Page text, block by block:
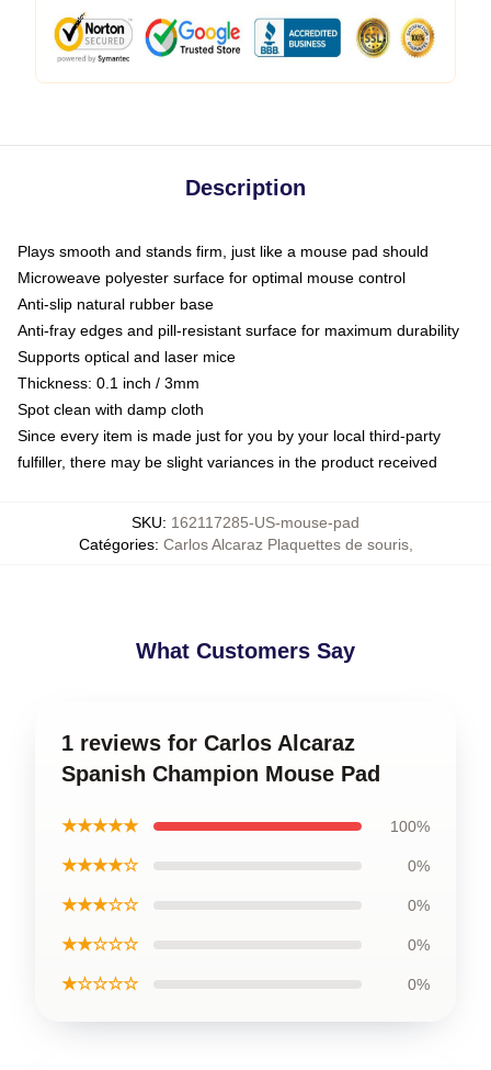
Description
Plays smooth and stands firm, just like a mouse pad should
Microweave polyester surface for optimal mouse control
Anti-slip natural rubber base
Anti-fray edges and pill-resistant surface for maximum durability
Supports optical and laser mice
Thickness: 0.1 inch / 3mm
Spot clean with damp cloth
Since every item is made just for you by your local third-party
fulfiller, there may be slight variances in the product received
SKU: 162117285-US-mouse-pad
Catégories: Carlos Alcaraz Plaquettes de souris,
What Customers Say
1 reviews for Carlos Alcaraz
Spanish Champion Mouse Pad
★★★★★ 100%
★★★★☆ 0%
★★★☆☆ 0%
★★☆☆☆ 0%
★☆☆☆☆ 0%